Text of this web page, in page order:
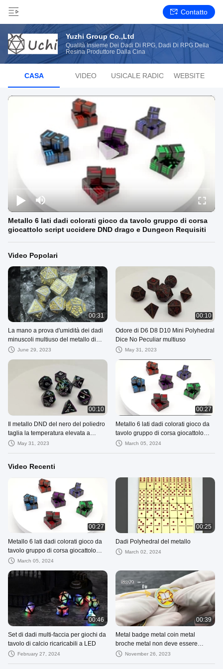
Contatto
Yuzhi Group Co.,Ltd
Qualità Insieme Dei Dadi Di RPG, Dadi Di RPG Della
Resina Produttore Dalla Cina
CASA VIDEO
LISTA MUSICALE RADIOFONICA
WEBSITE
Metallo 6 lati dadi colorati gioco da tavolo gruppo di corsa
giocattolo script uccidere DND drago e Dungeon Requisiti
Video Popolari
00:31
La mano a prova d'umidità dei dadi
minuscoli multiuso del metallo di
Pokemon ha lucidato
June 29, 2023
00:10
Odore di D6 D8 D10 Mini Polyhedral
Dice No Peculiar multiuso
May 31, 2023
00:10
Il metallo DND del nero del poliedro
taglia la temperatura elevata a
cubetti non tossica robusta
May 31, 2023
00:27
Metallo 6 lati dadi colorati gioco da
tavolo gruppo di corsa giocattolo
script uccidere DND drago e
March 05, 2024
Video Recenti
00:27
Metallo 6 lati dadi colorati gioco da
tavolo gruppo di corsa giocattolo
script uccidere DND drago e
March 05, 2024
00:25
Dadi Polyhedral del metallo
March 02, 2024
00:46
Set di dadi multi-faccia per giochi da
tavolo di calcio ricaricabili a LED
February 27, 2024
00:39
Metal badge metal coin metal
broche metal non deve essere
aperto senza il prezzo di monete
November 26, 2023